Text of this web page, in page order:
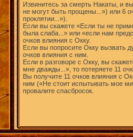
Извинитесь за смерть Накаты, и
не могут быть прощены...») или 6
проклятии...»).
Если вы скажете «Если ты не
была слаба...» или «если нам
очков влияния с Окку.
Если вы попросите Окку вызвать
очков влияния с ним.
Если в разговоре с Окку, вы
мне дважды...», то потеряете 11
Вы получите 11 очков влияния с
ним («Не стоит испытывать мое
провалите спасбросок.